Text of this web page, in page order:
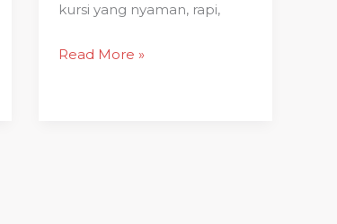
kursi yang nyaman, rapi,
Read More »